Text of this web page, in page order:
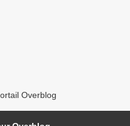
Overblog